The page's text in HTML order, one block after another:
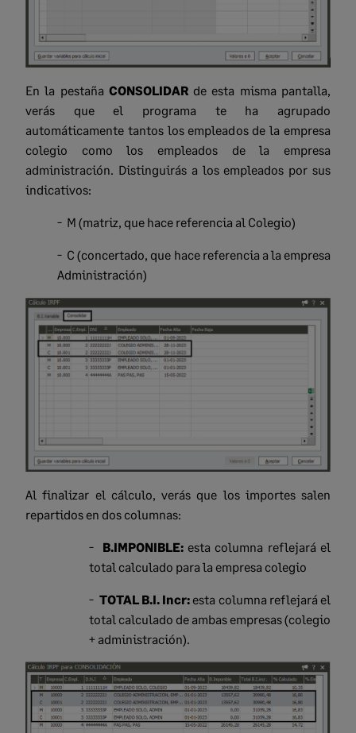
En la pestaña CONSOLIDARde esta misma pantalla,
verás que el programa te ha agrupado
automáticamente tantos los empleados de la empresa
colegio como los empleados de la empresa
administración. Distinguirás a los empleados por sus
indicativos:
- M (matriz, que hace referencia al Colegio)
- C (concertado, que hace referencia a la empresa
Administración)
Al finalizar el cálculo, verás que los importes salen
repartidos en dos columnas:
- B.IMPONIBLE:esta columna reflejará el
total calculado para la empresa colegio
- TOTAL B.I. Incr: esta columna reflejará el
total calculado de ambas empresas (colegio
+ administración).